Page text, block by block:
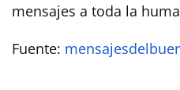
mensajes a toda la
Fuente: